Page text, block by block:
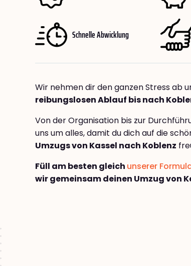
Schnelle Abwicklung
Wir nehmen dir den ganzen Stress ab
reibungslosen Ablauf bis nach
Von der Organisation bis zur
uns um alles, damit du dich auf die
Umzugs von Kassel nach Koblenz
Füll am besten gleich unserer
wir gemeinsam deinen Umzug von